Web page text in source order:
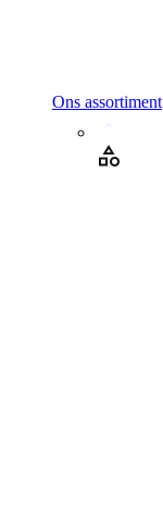
Ons assortiment